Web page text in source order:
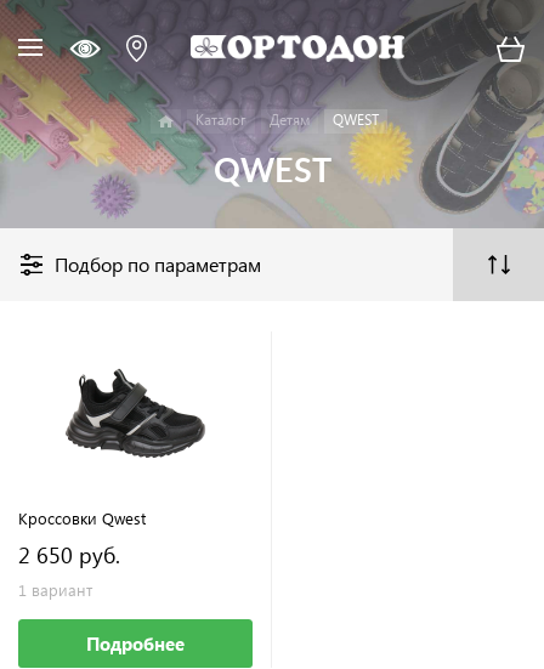
Каталог Детям QWEST
QWEST
Подбор по параметрам
Кроссовки Qwest
2 650 руб.
1 вариант
Подробнее